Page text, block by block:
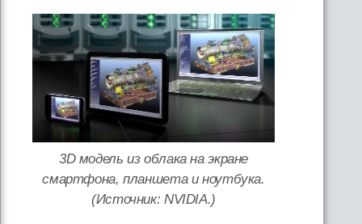
3D модель из облака на экране
смартфона, планшета и ноутбука.
(Источник: NVIDIA.)